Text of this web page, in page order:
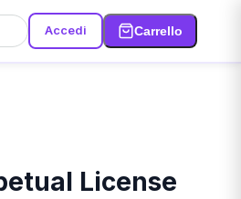
Accedi Carrello
License